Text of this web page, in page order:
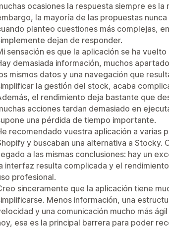
ocasiones la respuesta siempre es la
la mayoría de las propuestas
planteo cuestiones más complejas,
dejan de responder.
sensación es que la aplicación se ha
demasiada información, muchos
mismos datos y una navegación que
la gestión del stock, acaba
el rendimiento deja bastante que
acciones tardan demasiado en
una pérdida de tiempo importante.
recomendado vuestra aplicación a varias
y buscaban una alternativa a Stocky.
a las mismas conclusiones: hay un
interfaz resulta complicada y el
profesional.
sinceramente que la aplicación tiene
Menos información, una
y una comunicación mucho más
esa es la principal barrera para poder